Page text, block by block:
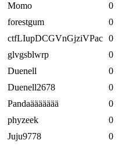
Momo
0
forestgum
0
ctfLIupDCGVnGjziVPac 0
glvgsblwrp
0
Duenell
0
Duenell2678
0
Pandaäääääää
0
phyzeek
0
Juju9778
0